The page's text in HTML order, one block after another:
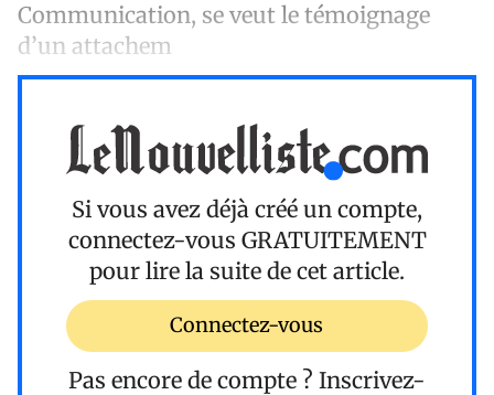
Communication, se veut le témoignage
d’un attachem
Si vous avez déjà créé un compte,
connectez-vous GRATUITEMENT
pour lire la suite de cet article.
Connectez-vous
Pas encore de compte ? Inscrivez-